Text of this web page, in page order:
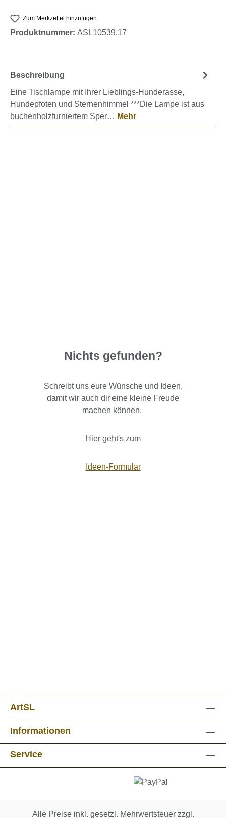
Zum Merkzettel hinzufügen
Produktnummer: ASL10539.17
Beschreibung
Eine Tischlampe mit Ihrer Lieblings-Hunderasse,
Hundepfoten und Sternenhimmel ***Die Lampe ist aus
buchenholzfurniertem Sper… Mehr
Nichts gefunden?
Schreibt uns eure Wünsche und Ideen,
damit wir auch dir eine kleine Freude
machen können.
Hier geht's zum
Ideen-Formular
ArtSL
Informationen
Service
Alle Preise inkl. gesetzl. Mehrwertsteuer zzgl.